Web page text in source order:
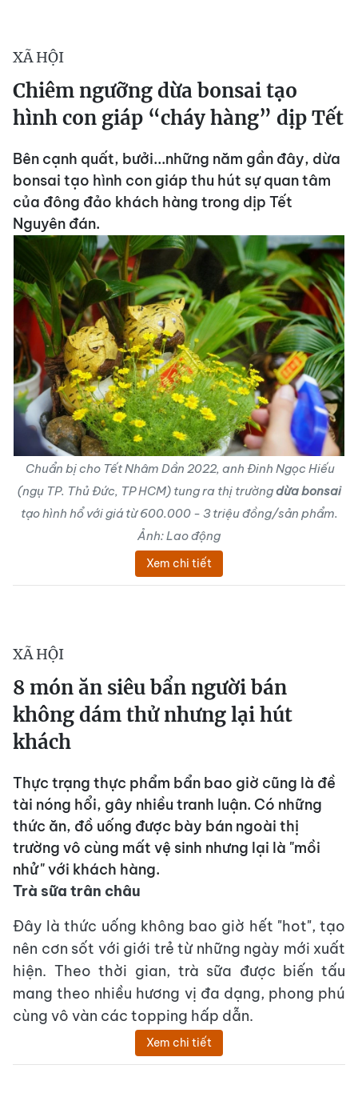
XÃ HỘI
Chiêm ngưỡng dừa bonsai tạo
hình con giáp “cháy hàng” dịp Tết
Bên cạnh quất, bưởi...những năm gần đây, dừa
bonsai tạo hình con giáp thu hút sự quan tâm
của đông đảo khách hàng trong dịp Tết
Nguyên đán.
Chuẩn bị cho Tết Nhâm Dần 2022, anh Đinh Ngọc Hiếu
(ngụ TP. Thủ Đức, TP HCM) tung ra thị trườngdừa bonsai
tạo hình hổ với giá từ 600.000 - 3 triệu đồng/sản phẩm.
Ảnh: Lao động
Xem chi tiết
XÃ HỘI
8 món ăn siêu bẩn người bán
không dám thử nhưng lại hút
khách
Thực trạng thực phẩm bẩn bao giờ cũng là đề
tài nóng hổi, gây nhiều tranh luận. Có những
thức ăn, đồ uống được bày bán ngoài thị
trường vô cùng mất vệ sinh nhưng lại là "mồi
nhử" với khách hàng.
Trà sữa trân châu
Đây là thức uống không bao giờ hết "hot", tạo
nên cơn sốt với giới trẻ từ những ngày mới xuất
hiện. Theo thời gian, trà sữa được biến tấu
mang theo nhiều hương vị đa dạng, phong phú
cùng vô vàn các topping hấp dẫn.
Xem chi tiết